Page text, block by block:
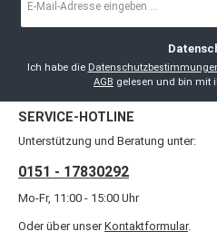
Mail-
Ich habe die
AGB gelesen und bin mit
SERVICE-HOTLINE
Unterstützung und Beratung unter:
0151 - 17830292
Mo-Fr, 11:00 - 15:00 Uhr
Oder über unser Kontaktformular.